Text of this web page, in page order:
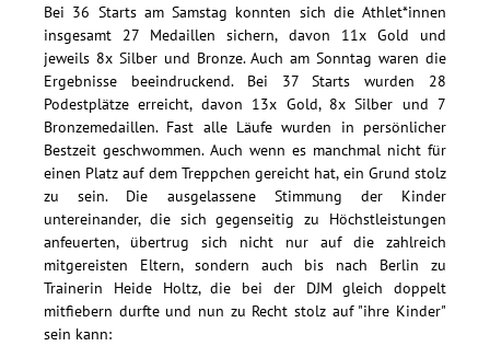
Bei 36 Starts am Samstag konnten sich die Athlet*innen
insgesamt 27 Medaillen sichern, davon 11x Gold und
jeweils 8x Silber und Bronze. Auch am Sonntag waren die
Ergebnisse beeindruckend. Bei 37 Starts wurden 28
Podestplätze erreicht, davon 13x Gold, 8x Silber und 7
Bronzemedaillen. Fast alle Läufe wurden in persönlicher
Bestzeit geschwommen. Auch wenn es manchmal nicht für
einen Platz auf dem Treppchen gereicht hat, ein Grund stolz
zu sein. Die ausgelassene Stimmung der Kinder
untereinander, die sich gegenseitig zu Höchstleistungen
anfeuerten, übertrug sich nicht nur auf die zahlreich
mitgereisten Eltern, sondern auch bis nach Berlin zu
Trainerin Heide Holtz, die bei der DJM gleich doppelt
mitfiebern durfte und nun zu Recht stolz auf "ihre Kinder"
sein kann: